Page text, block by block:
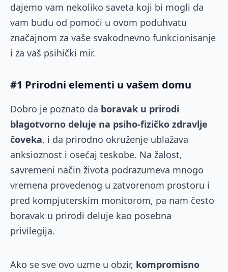
dajemo vam nekoliko saveta koji bi mogli da
vam budu od pomoći u ovom poduhvatu
značajnom za vaše svakodnevno funkcionisanje
i za vaš psihički mir.
#1 Prirodni elementi u vašem domu
Dobro je poznato da boravak u prirodi
blagotvorno deluje na psiho-fizičko zdravlje
čoveka, i da prirodno okruženje ublažava
anksioznost i osećaj teskobe. Na žalost,
savremeni način života podrazumeva mnogo
vremena provedenog u zatvorenom prostoru i
pred kompjuterskim monitorom, pa nam često
boravak u prirodi deluje kao posebna
privilegija.
Ako se sve ovo uzme u obzir, kompromisno